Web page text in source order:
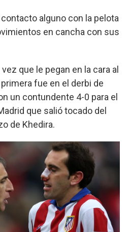
alguno con la pelota
en cancha con sus
que le pegan en la cara al
fue en el derbi de
un contundente 4-0 para el
que salió tocado del
de Khedira.